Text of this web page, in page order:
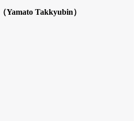
Yamato Takkyubin）